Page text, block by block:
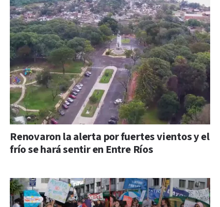
Renovaron la alerta por fuertes vientos y el
frío se hará sentir en Entre Ríos